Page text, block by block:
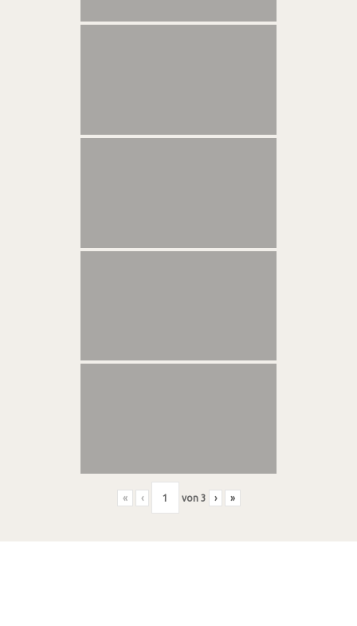
« ‹ von 3 › »